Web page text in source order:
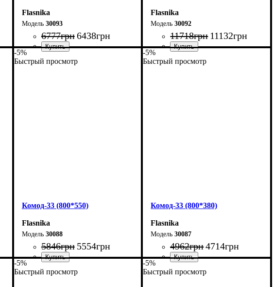
Flasnika
30093
6777грн6438грн
Flasnika
30092
11718грн 11132грн
-5%
Быстрый просмотр
Комод-33 (800*550)
Flasnika
30088
5846грн 5554грн
-5%
Быстрый просмотр
Комод-33 (800*380)
Flasnika
30087
4962грн4714грн
-5%
Быстрый просмотр
-5%
Быстрый просмотр